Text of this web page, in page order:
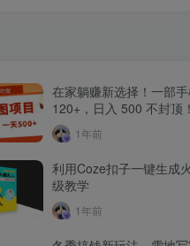
在家躺赚新选择！一部
120+，日入 500 不封顶！
1年前
利用Coze扣子一键生成
级教学
1年前